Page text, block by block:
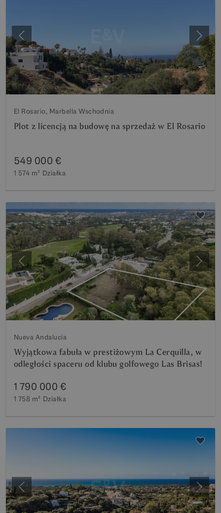
Poprzedni
El Rosario, Marbella Wschodnia
Plot z licencją na budowę na sprzedaż w El Rosario
549 000 €
1 574 m² Działka
Poprzedni
Nueva Andalucia
Wyjątkowa fabuła w prestiżowym La Cerquilla, w
odległości spaceru od klubu golfowego Las Brisas!
1 790 000 €
1 758 m² Działka
Poprzedni